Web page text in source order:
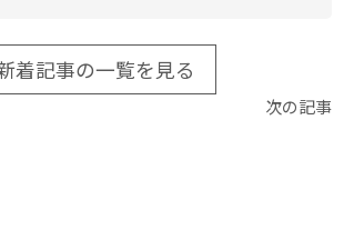
着記事の一覧を見る
次の記事